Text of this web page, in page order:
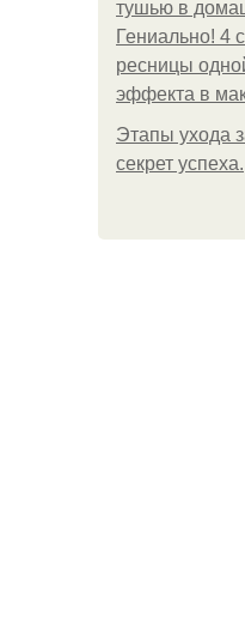
тушью в
Гениально! 4
ресницы
эффекта в
Этапы ухода
секрет успеха.